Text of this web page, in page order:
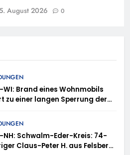
August 2026 0
WI: Brand eines Wohnmobils
zu einer langen Sperrung der
NH: Schwalm-Eder-Kreis: 74-
Claus-Peter H. aus Felsberg